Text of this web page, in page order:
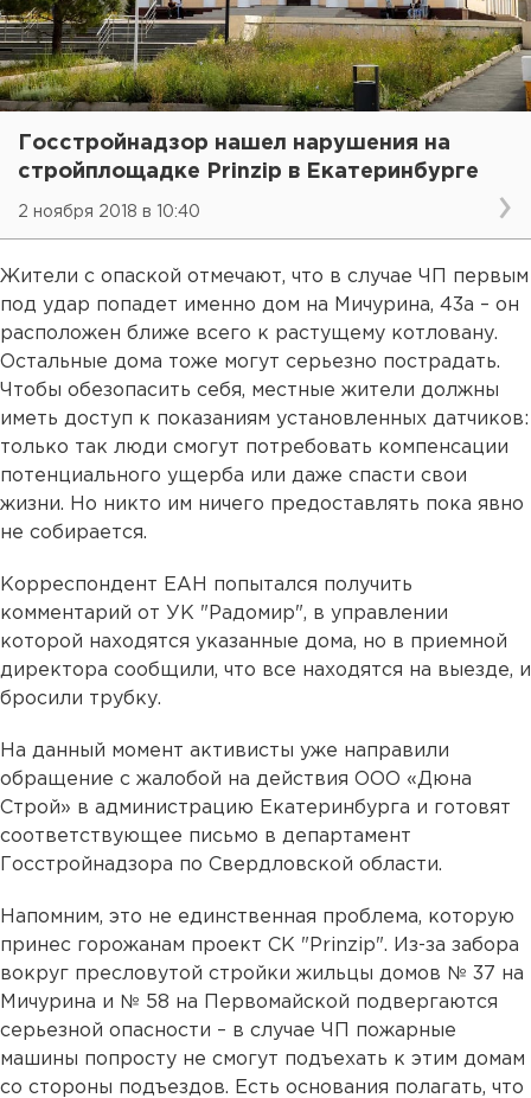
Госстройнадзор нашел нарушения на
стройплощадке Prinzip в Екатеринбурге
2 ноября 2018 в 10:40
Жители с опаской отмечают, что в случае ЧП первым
под удар попадет именно дом на Мичурина, 43а – он
расположен ближе всего к растущему котловану.
Остальные дома тоже могут серьезно пострадать.
Чтобы обезопасить себя, местные жители должны
иметь доступ к показаниям установленных датчиков:
только так люди смогут потребовать компенсации
потенциального ущерба или даже спасти свои
жизни. Но никто им ничего предоставлять пока явно
не собирается.
Корреспондент ЕАН попытался получить
комментарий от УК "Радомир", в управлении
которой находятся указанные дома, но в приемной
директора сообщили, что все находятся на выезде, и
бросили трубку.
На данный момент активисты уже направили
обращение с жалобой на действия ООО «Дюна
Строй» в администрацию Екатеринбурга и готовят
соответствующее письмо в департамент
Госстройнадзора по Свердловской области.
Напомним, это не единственная проблема, которую
принес горожанам проект СК "Prinzip". Из-за забора
вокруг пресловутой стройки жильцы домов № 37 на
Мичурина и № 58 на Первомайской подвергаются
серьезной опасности – в случае ЧП пожарные
машины попросту не смогут подъехать к этим домам
со стороны подъездов. Есть основания полагать, что